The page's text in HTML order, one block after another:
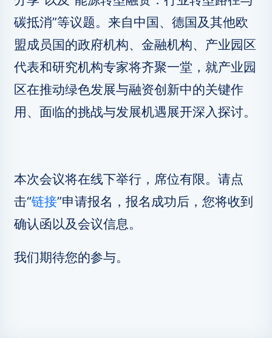
碳抵消”等议题。来自中国、德国及其他欧
盟成员国的政府机构、金融机构、产业园区
代表和研究机构专家将齐聚一堂，就产业园
区在推动绿色发展与融资创新中的关键作
用、面临的挑战与发展机遇展开深入探讨。
本次会议将在线下举行，席位有限。请点
击“链接”申请报名，报名成功后，您将收到
确认函以及会议信息。
我们期待您的参与。